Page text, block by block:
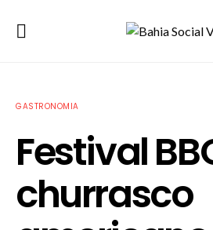
GASTRONOMIA
Festival
churrasco